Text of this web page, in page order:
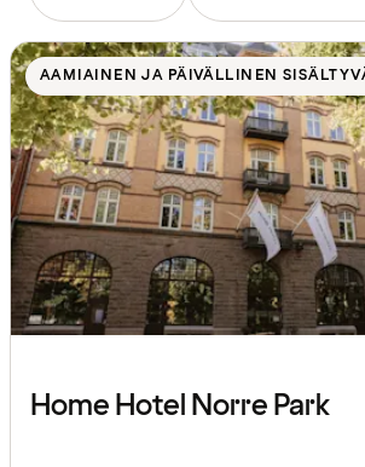
Tutustu
hotelleihin
AAMIAINEN JA PÄIVÄLLINEN
Home Hotel Norre Park